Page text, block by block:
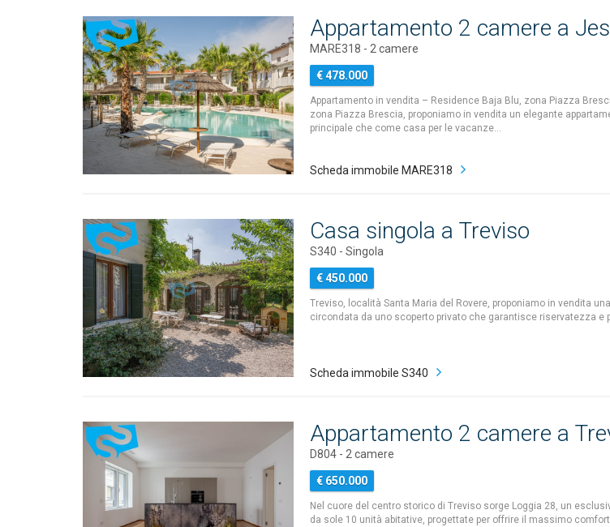
Appartamento 2 camere a
MARE318 - 2 camere
€ 478.000
Appartamento in vendita – Residence Baja Blu, zona Piazza
zona Piazza Brescia, proponiamo in vendita un elegante
principale che come casa per le vacanze…
Scheda immobile MARE318
Casa singola a Treviso
S340 - Singola
€ 450.000
Treviso, località Santa Maria del Rovere, proponiamo in vendita
circondata da uno scoperto privato che garantisce riservatezza e
Scheda immobile S340
Appartamento 2 camere a
D804 - 2 camere
€ 650.000
Nel cuore del centro storico di Treviso sorge Loggia 28, un
da sole 10 unità abitative, progettate per offrire il massimo